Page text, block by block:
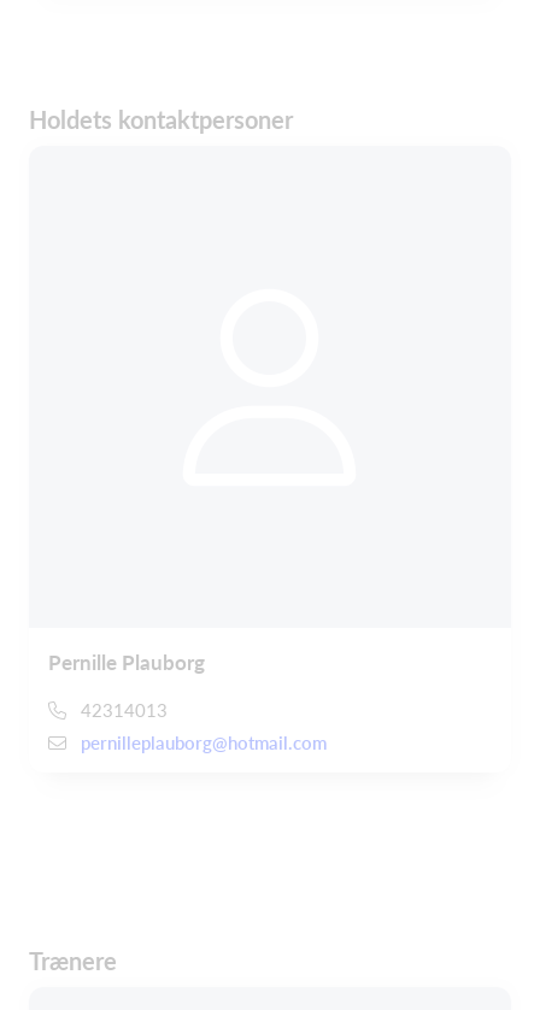
Holdets kontaktpersoner
Pernille Plauborg
42314013
pernilleplauborg@hotmail.com
Trænere